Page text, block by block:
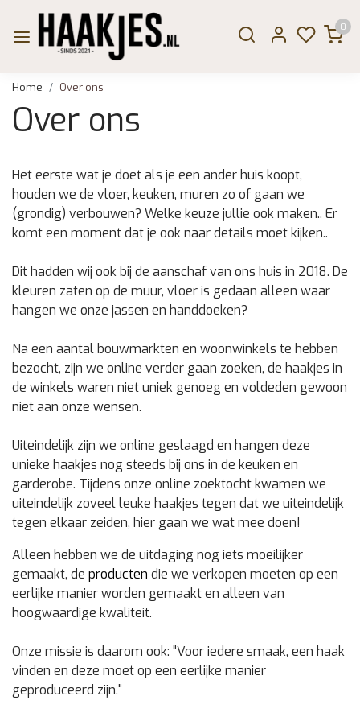
0
Home Over ons
Over ons
Het eerste wat je doet als je een ander huis koopt,
houden we de vloer, keuken, muren zo of gaan we
(grondig) verbouwen? Welke keuze jullie ook maken.. Er
komt een moment dat je ook naar details moet kijken..
Dit hadden wij ook bij de aanschaf van ons huis in 2018. De
kleuren zaten op de muur, vloer is gedaan alleen waar
hangen we onze jassen en handdoeken?
Na een aantal bouwmarkten en woonwinkels te hebben
bezocht, zijn we online verder gaan zoeken, de haakjes in
de winkels waren niet uniek genoeg en voldeden gewoon
niet aan onze wensen.
Uiteindelijk zijn we online geslaagd en hangen deze
unieke haakjes nog steeds bij ons in de keuken en
garderobe. Tijdens onze online zoektocht kwamen we
uiteindelijk zoveel leuke haakjes tegen dat we uiteindelijk
tegen elkaar zeiden, hier gaan we wat mee doen!
Alleen hebben we de uitdaging nog iets moeilijker
gemaakt, de producten die we verkopen moeten op een
eerlijke manier worden gemaakt en alleen van
hoogwaardige kwaliteit.
Onze missie is daarom ook: "Voor iedere smaak, een haak
vinden en deze moet op een eerlijke manier
geproduceerd zijn."